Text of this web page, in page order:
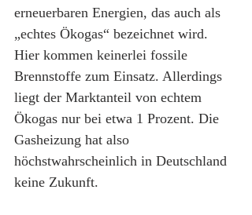
erneuerbaren Energien, das auch als
„echtes Ökogas“ bezeichnet wird.
Hier kommen keinerlei fossile
Brennstoffe zum Einsatz. Allerdings
liegt der Marktanteil von echtem
Ökogas nur bei etwa 1 Prozent. Die
Gasheizung hat also
höchstwahrscheinlich in Deutschland
keine Zukunft.